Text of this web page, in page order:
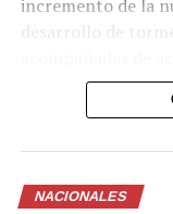
Facebook
incremento de la
desarrollo de
Para la noche, el
parcialmente
Las autoridades
NACIONALES